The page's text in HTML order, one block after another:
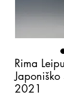
Rima
2021